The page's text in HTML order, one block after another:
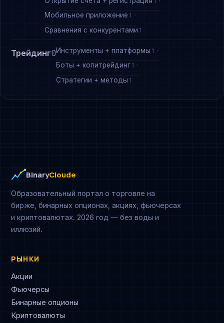
Мобильное приложение 1
Сравнения с конкурентами 1
Трейдинг0Инструменты + платформы 1
Боты + копитрейдинг 1
Стратегии + методы 1
BinaryCloude
Образовательный портал о торговле на
бирже, бинарных опционах, акциях, фьючерсах
и криптовалютах. 2026 год — без воды и
иллюзий.
РЫНКИ
Акции
Фьючерсы
Бинарные опционы
Криптовалюты